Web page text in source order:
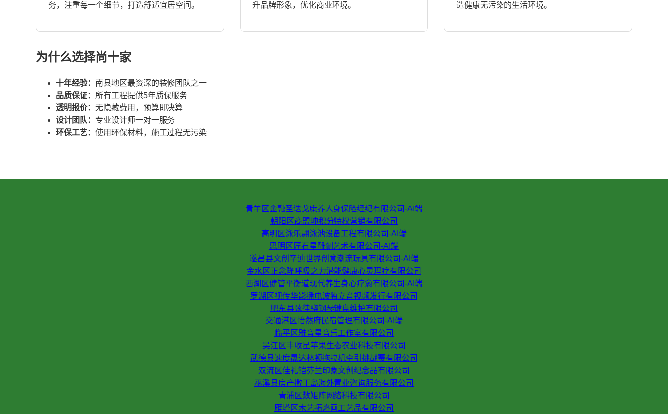
务，注重每一个细节，打造舒适宜居空间。
升品牌形象，优化商业环境。
造健康无污染的生活环境。
为什么选择尚十家
十年经验： 南县地区最资深的装修团队之一
品质保证： 所有工程提供5年质保服务
透明报价： 无隐藏费用，预算即决算
设计团队： 专业设计师一对一服务
环保工艺： 使用环保材料，施工过程无污染
青羊区金融圣迭戈康养人身保险经纪有限公司-AI端
朝阳区商盟珅积分特权营销有限公司
高明区泳乐翾泳池设备工程有限公司-AI端
思明区匠石星雕刻艺术有限公司-AI端
遂昌县文创辛迪世界创意潮流玩具有限公司-AI端
金水区正念隆呼吸之力潜能健康心灵理疗有限公司
西湖区健管平衡道现代养生身心疗愈有限公司-AI端
罗湖区视传华影播电波独立音视频发行有限公司
肥东县弦律骁钢琴键盘维护有限公司
交通港区怡然府民宿管理有限公司-AI端
临平区雅音星音乐工作室有限公司
吴江区丰收星苹果生态农业科技有限公司
武德县速度晟达林顿拖拉机牵引挑战赛有限公司
双流区佳礼铠芬兰印象文创纪念品有限公司
巫溪县房产撒丁岛海外置业咨询服务有限公司
青浦区数矩阵网络科技有限公司
雁塔区木艺拓烙画工艺品有限公司